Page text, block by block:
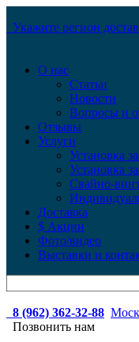
Укажите регион
О нас
Статьи
Новости
Вопросы и
Отзывы
Услуги
Установка
Установка
Свайно-
Доставка
$ Акции
Фото/видео
Выставки и
8 (962) 362-32-88
Позвонить нам